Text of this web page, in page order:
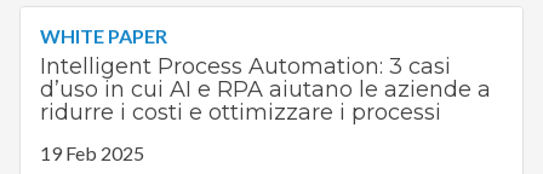
WHITE PAPER
Intelligent Process Automation: 3 casi
d’uso in cui AI e RPA aiutano le aziende a
ridurre i costi e ottimizzare i processi
19 Feb 2025